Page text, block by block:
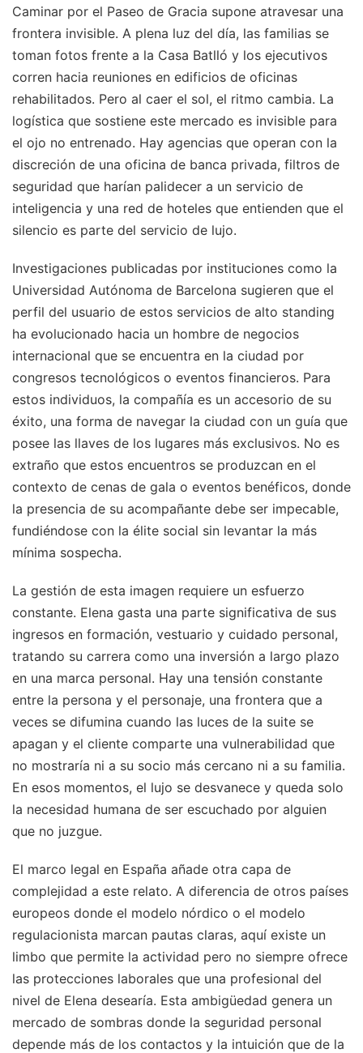
Caminar por el Paseo de Gracia supone atravesar una
frontera invisible. A plena luz del día, las familias se
toman fotos frente a la Casa Batlló y los ejecutivos
corren hacia reuniones en edificios de oficinas
rehabilitados. Pero al caer el sol, el ritmo cambia. La
logística que sostiene este mercado es invisible para
el ojo no entrenado. Hay agencias que operan con la
discreción de una oficina de banca privada, filtros de
seguridad que harían palidecer a un servicio de
inteligencia y una red de hoteles que entienden que el
silencio es parte del servicio de lujo.
Investigaciones publicadas por instituciones como la
Universidad Autónoma de Barcelona sugieren que el
perfil del usuario de estos servicios de alto standing
ha evolucionado hacia un hombre de negocios
internacional que se encuentra en la ciudad por
congresos tecnológicos o eventos financieros. Para
estos individuos, la compañía es un accesorio de su
éxito, una forma de navegar la ciudad con un guía que
posee las llaves de los lugares más exclusivos. No es
extraño que estos encuentros se produzcan en el
contexto de cenas de gala o eventos benéficos, donde
la presencia de su acompañante debe ser impecable,
fundiéndose con la élite social sin levantar la más
mínima sospecha.
La gestión de esta imagen requiere un esfuerzo
constante. Elena gasta una parte significativa de sus
ingresos en formación, vestuario y cuidado personal,
tratando su carrera como una inversión a largo plazo
en una marca personal. Hay una tensión constante
entre la persona y el personaje, una frontera que a
veces se difumina cuando las luces de la suite se
apagan y el cliente comparte una vulnerabilidad que
no mostraría ni a su socio más cercano ni a su familia.
En esos momentos, el lujo se desvanece y queda solo
la necesidad humana de ser escuchado por alguien
que no juzgue.
El marco legal en España añade otra capa de
complejidad a este relato. A diferencia de otros países
europeos donde el modelo nórdico o el modelo
regulacionista marcan pautas claras, aquí existe un
limbo que permite la actividad pero no siempre ofrece
las protecciones laborales que una profesional del
nivel de Elena desearía. Esta ambigüedad genera un
mercado de sombras donde la seguridad personal
depende más de los contactos y la intuición que de la